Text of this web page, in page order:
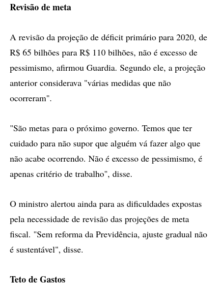
Revisão de meta
A revisão da projeção de déficit primário para 2020, de
R$ 65 bilhões para R$ 110 bilhões, não é excesso de
pessimismo, afirmou Guardia. Segundo ele, a projeção
anterior considerava "várias medidas que não
ocorreram".
"São metas para o próximo governo. Temos que ter
cuidado para não supor que alguém vá fazer algo que
não acabe ocorrendo. Não é excesso de pessimismo, é
apenas critério de trabalho", disse.
O ministro alertou ainda para as dificuldades expostas
pela necessidade de revisão das projeções de meta
fiscal. "Sem reforma da Previdência, ajuste gradual não
é sustentável", disse.
Teto de Gastos